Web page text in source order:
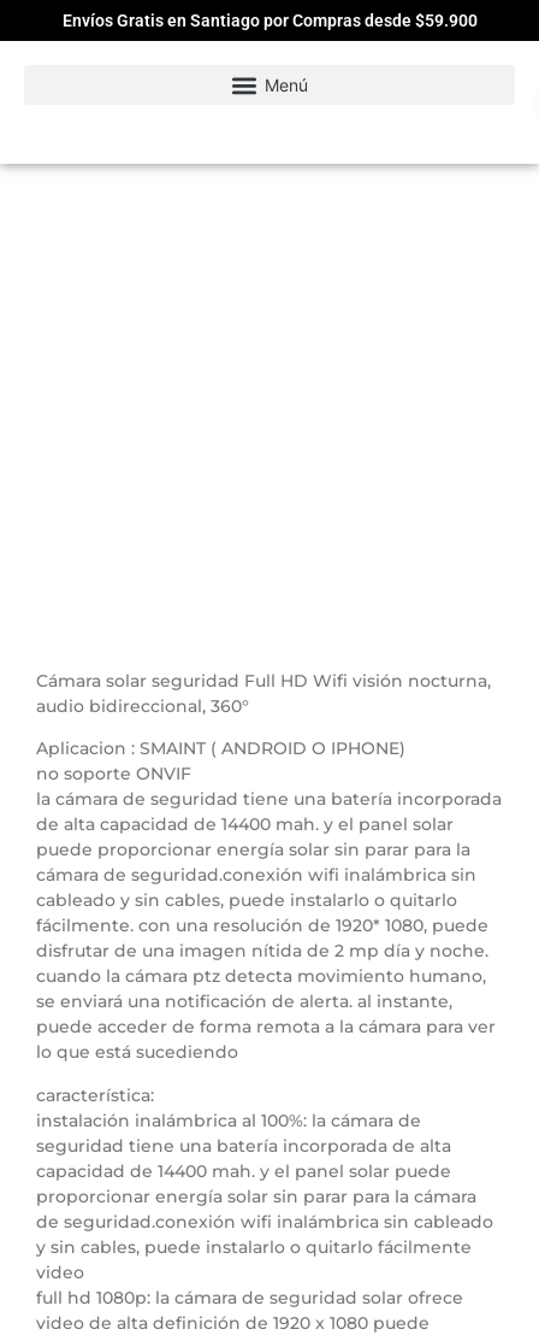
Envíos Gratis en Santiago por Compras desde $59.900
Cámara solar seguridad Full HD Wifi visión nocturna,
audio bidireccional, 360°
Aplicacion : SMAINT ( ANDROID O IPHONE)
no soporte ONVIF
la cámara de seguridad tiene una batería incorporada
de alta capacidad de 14400 mah. y el panel solar
puede proporcionar energía solar sin parar para la
cámara de seguridad.conexión wifi inalámbrica sin
cableado y sin cables, puede instalarlo o quitarlo
fácilmente. con una resolución de 1920* 1080, puede
disfrutar de una imagen nítida de 2 mp día y noche.
cuando la cámara ptz detecta movimiento humano,
se enviará una notificación de alerta. al instante,
puede acceder de forma remota a la cámara para ver
lo que está sucediendo
característica:
instalación inalámbrica al 100%: la cámara de
seguridad tiene una batería incorporada de alta
capacidad de 14400 mah. y el panel solar puede
proporcionar energía solar sin parar para la cámara
de seguridad.conexión wifi inalámbrica sin cableado
y sin cables, puede instalarlo o quitarlo fácilmente
video
full hd 1080p: la cámara de seguridad solar ofrece
video de alta definición de 1920 x 1080 puede